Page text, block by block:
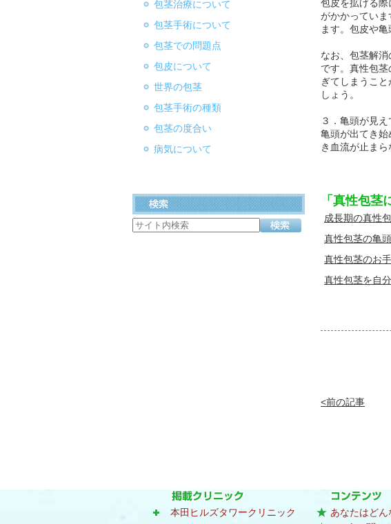
包皮を拡げる
がかかってい
ます。包皮や
なお、包茎解
です。真性包
ぎてしまうこ
しょう。
３．亀頭が見
亀頭が出てき
き血流が止まら
「真性包茎
成長期の真性
真性包茎の亀
真性包茎のお
真性包茎を自
<前の記事
包茎治療について
包茎手術について
包茎での問題点
包皮について
世界の包茎
包茎手術の種類
包茎の度合い
病気について
本田ヒルズタワークリニック
あなたはどん